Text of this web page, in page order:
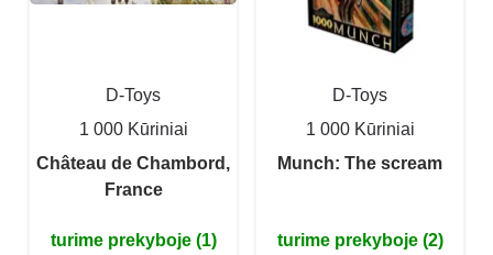
D-Toys
1 000 Kūriniai
Château de Chambord,
France
turime prekyboje (1)
D-Toys
1 000 Kūriniai
Munch: The scream
turime prekyboje (2)